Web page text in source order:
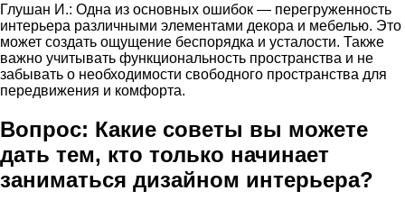
Глушан И.: Одна из основных ошибок — перегруженность
интерьера различными элементами декора и мебелью. Это
может создать ощущение беспорядка и усталости. Также
важно учитывать функциональность пространства и не
забывать о необходимости свободного пространства для
передвижения и комфорта.
Вопрос: Какие советы вы можете
дать тем, кто только начинает
заниматься дизайном интерьера?